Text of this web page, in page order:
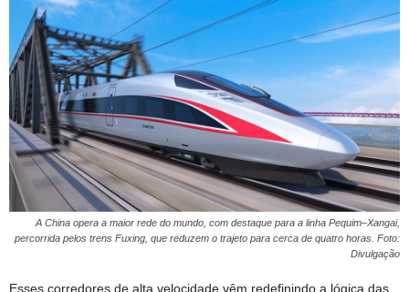
A China opera a maior rede do mundo, com destaque para a linha Pequim–Xangai,
percorrida pelos trens Fuxing, que reduzem o trajeto para cerca de quatro horas. Foto:
Divulgação
Esses corredores de alta velocidade vêm redefinindo a lógica das